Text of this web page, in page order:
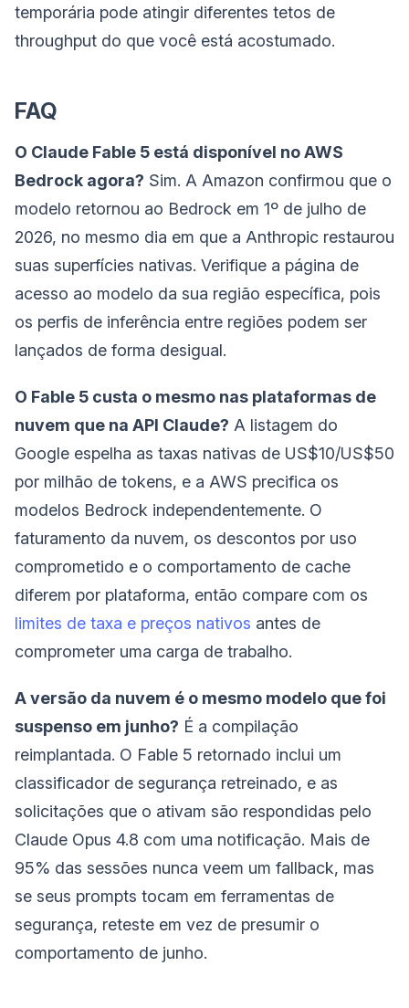
temporária pode atingir diferentes tetos de
throughput do que você está acostumado.
FAQ
O Claude Fable 5 está disponível no AWS
Bedrock agora? Sim. A Amazon confirmou que o
modelo retornou ao Bedrock em 1º de julho de
2026, no mesmo dia em que a Anthropic restaurou
suas superfícies nativas. Verifique a página de
acesso ao modelo da sua região específica, pois
os perfis de inferência entre regiões podem ser
lançados de forma desigual.
O Fable 5 custa o mesmo nas plataformas de
nuvem que na API Claude? A listagem do
Google espelha as taxas nativas de US$10/US$50
por milhão de tokens, e a AWS precifica os
modelos Bedrock independentemente. O
faturamento da nuvem, os descontos por uso
comprometido e o comportamento de cache
diferem por plataforma, então compare com os
limites de taxa e preços nativos antes de
comprometer uma carga de trabalho.
A versão da nuvem é o mesmo modelo que foi
suspenso em junho? É a compilação
reimplantada. O Fable 5 retornado inclui um
classificador de segurança retreinado, e as
solicitações que o ativam são respondidas pelo
Claude Opus 4.8 com uma notificação. Mais de
95% das sessões nunca veem um fallback, mas
se seus prompts tocam em ferramentas de
segurança, reteste em vez de presumir o
comportamento de junho.